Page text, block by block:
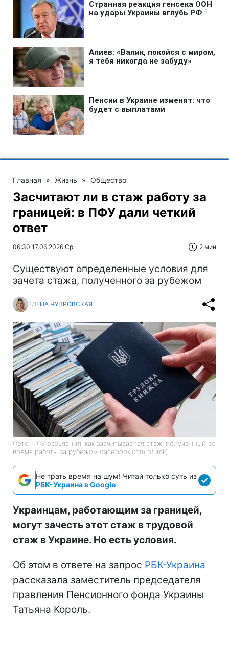
Главная » Жизнь » Общество
Засчитают ли в стаж работу за
границей: в ПФУ дали четкий
ответ
06:30 17.06.2026 Ср 2 мин
Существуют определенные условия для
зачета стажа, полученного за рубежом
ЕЛЕНА ЧУПРОВСКАЯ
Фото: ПФУ разъяснил, как засчитывается стаж, полученный во
время работы за рубежом (facebook.com pfumk)
Не трать время на шум! Читай только суть из
РБК-Украина в Google
Украинцам, работающим за границей,
могут зачесть этот стаж в трудовой
стаж в Украине. Но есть условия.
Об этом в ответе на запрос РБК-Украина
рассказала заместитель председателя
правления Пенсионного фонда Украины
Татьяна Король.